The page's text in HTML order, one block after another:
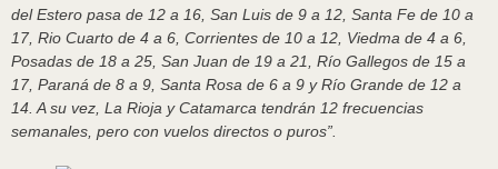
del Estero pasa de 12 a 16, San Luis de 9 a 12, Santa Fe de 10 a
17, Rio Cuarto de 4 a 6, Corrientes de 10 a 12, Viedma de 4 a 6,
Posadas de 18 a 25, San Juan de 19 a 21, Río Gallegos de 15 a
17, Paraná de 8 a 9, Santa Rosa de 6 a 9 y Río Grande de 12 a
14. A su vez, La Rioja y Catamarca tendrán 12 frecuencias
semanales, pero con vuelos directos o puros”.